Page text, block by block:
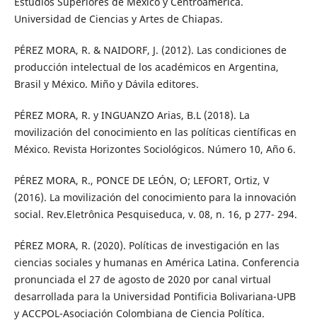
Universidad de Ciencias y Artes de Chiapas.
PÉREZ MORA, R. & NAIDORF, J. (2012). Las condiciones de
producción intelectual de los académicos en Argentina,
Brasil y México. Miño y Dávila editores.
PÉREZ MORA, R. y INGUANZO Arias, B.L (2018). La
movilización del conocimiento en las políticas científicas en
México. Revista Horizontes Sociológicos. Número 10, Año 6.
PÉREZ MORA, R., PONCE DE LEÓN, O; LEFORT, Ortiz, V
(2016). La movilización del conocimiento para la innovación
social. Rev.Eletrônica Pesquiseduca, v. 08, n. 16, p 277- 294.
PÉREZ MORA, R. (2020). Políticas de investigación en las
ciencias sociales y humanas en América Latina. Conferencia
pronunciada el 27 de agosto de 2020 por canal virtual
desarrollada para la Universidad Pontificia Bolivariana-UPB
y ACCPOL-Asociación Colombiana de Ciencia Política.